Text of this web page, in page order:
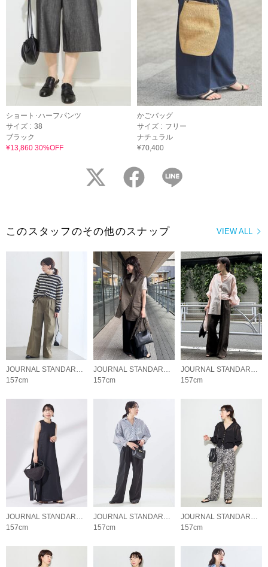
ショート･ハーフパンツ
サイズ : 38
ブラック
¥13,860 30%OFF
かごバッグ
サイズ : フリー
ナチュラル
¥70,400
twitter facebook
VIEW ALL
このスタッフのその他のスナップ
JOURNAL STANDARD L'ESSAGE
157cm
JOURNAL STANDARD L'ESSAGE
157cm
JOURNAL STANDARD L'ESSAGE
157cm
JOURNAL STANDARD L'ESSAGE
157cm
JOURNAL STANDARD L'ESSAGE
157cm
JOURNAL STANDARD L'ESSAGE
157cm